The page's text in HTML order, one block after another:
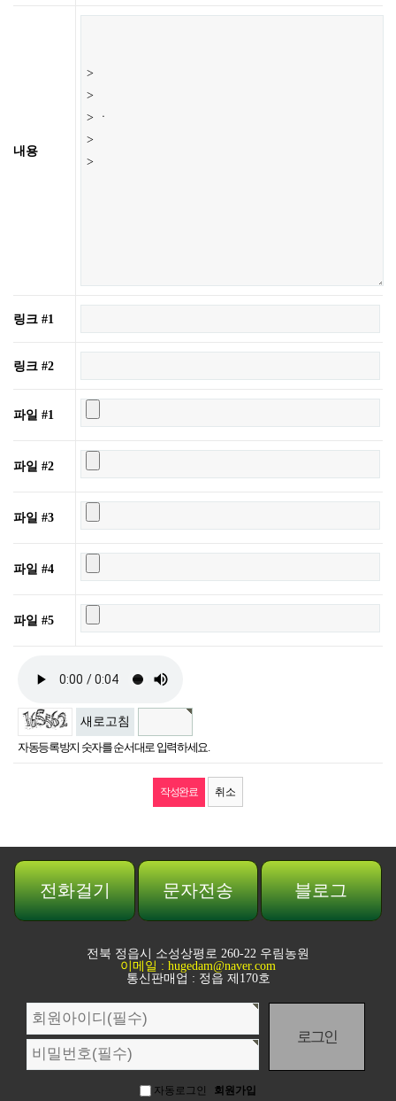
내용
링크 #1
링크 #2
파일 #1
파일 #2
파일 #3
파일 #4
파일 #5
새로고침
자동등록방지 숫자를 순서대로 입력하세요.
취소
전화걸기 문자전송 블로그
전북 정읍시 소성상평로 260-22 우림농원
이메일 : hugedam@naver.com
통신판매업 : 정읍 제170호
회
원
로
그
인
자동로그인
회원가입